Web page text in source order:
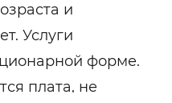
и
Услуги
форме.
плата, не